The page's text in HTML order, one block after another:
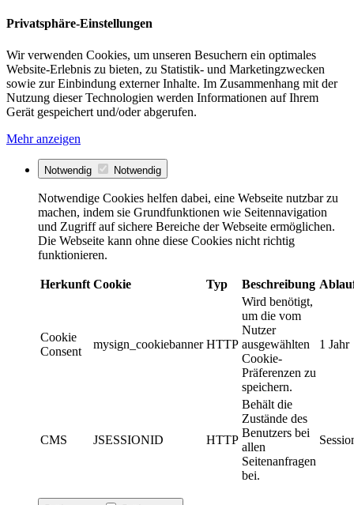
Privatsphäre-Einstellungen
Wir verwenden Cookies, um unseren Besuchern ein optimales
Website-Erlebnis zu bieten, zu Statistik- und Marketingzwecken
sowie zur Einbindung externer Inhalte. Im Zusammenhang mit der
Nutzung dieser Technologien werden Informationen auf Ihrem
Gerät gespeichert und/oder abgerufen.
Mehr anzeigen
Notwendig Notwendig
Notwendige Cookies helfen dabei, eine Webseite nutzbar zu
machen, indem sie Grundfunktionen wie Seitennavigation
und Zugriff auf sichere Bereiche der Webseite ermöglichen.
Die Webseite kann ohne diese Cookies nicht richtig
funktionieren.
Herkunft Cookie Typ Beschreibung
Cookie
Consent
mysign_cookiebanner HTTP
Wird benötigt,
um die vom
Nutzer
ausgewählten
Cookie-
Präferenzen zu
speichern.
1 Jahr
CMS JSESSIONID HTTP
Behält die
Zustände des
Benutzers bei
allen
Seitenanfragen
bei.